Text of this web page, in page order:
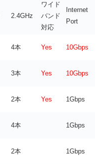
2.4GHz
ワイド
バンド
対応
Internet
Port
4本 Yes 10Gbps
3本 Yes 10Gbps
2本 Yes 1Gbps
4本 1Gbps
2本 1Gbps